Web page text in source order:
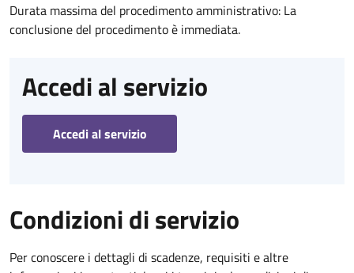
Durata massima del procedimento amministrativo: La
conclusione del procedimento è immediata.
Accedi al servizio
Accedi al servizio
Condizioni di servizio
Per conoscere i dettagli di scadenze, requisiti e altre